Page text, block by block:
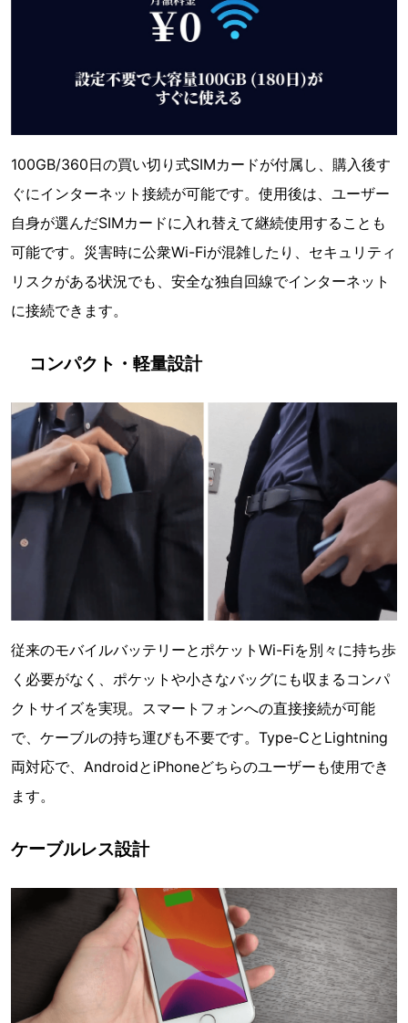
100GB/360日の買い切り式SIMカードが付属し、購入後す
ぐにインターネット接続が可能です。使用後は、ユーザー
自身が選んだSIMカードに入れ替えて継続使用することも
可能です。災害時に公衆Wi-Fiが混雑したり、セキュリティ
リスクがある状況でも、安全な独自回線でインターネット
に接続できます。
コンパクト・軽量設計
従来のモバイルバッテリーとポケットWi-Fiを別々に持ち歩
く必要がなく、ポケットや小さなバッグにも収まるコンパ
クトサイズを実現。スマートフォンへの直接接続が可能
で、ケーブルの持ち運びも不要です。Type-CとLightning
両対応で、AndroidとiPhoneどちらのユーザーも使用でき
ます。
ケーブルレス設計